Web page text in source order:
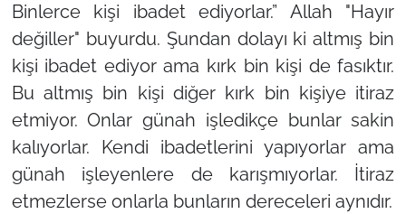
Binlerce kişi ibadet ediyorlar.” Allah "Hayır
değiller" buyurdu. Şundan dolayı ki altmış bin
kişi ibadet ediyor ama kırk bin kişi de fasıktır.
Bu altmış bin kişi diğer kırk bin kişiye itiraz
etmiyor. Onlar günah işledikçe bunlar sakin
kalıyorlar. Kendi ibadetlerini yapıyorlar ama
günah işleyenlere de karışmıyorlar. İtiraz
etmezlerse onlarla bunların dereceleri aynıdır.